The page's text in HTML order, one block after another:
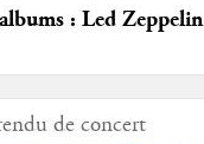
: Led Zeppelin
de concert